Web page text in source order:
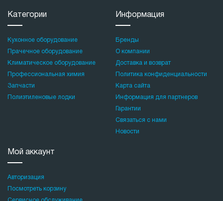
Категории
Кухонное оборудование
Прачечное оборудование
Климатическое оборудование
Профессиональная химия
Запчасти
Полиэтиленовые лодки
Информация
Бренды
О компании
Доставка и возврат
Политика конфиденциальности
Карта сайта
Информация для партнеров
Гарантии
Связаться с нами
Новости
Мой аккаунт
Авторизация
Посмотреть корзину